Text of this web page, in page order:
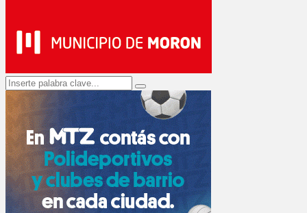
Search
for:
Search